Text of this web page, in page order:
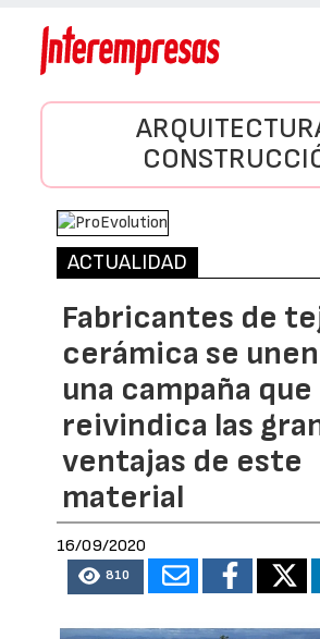
ACTUALIDAD
Fabricantes de
cerámica se
una campaña que
reivindica las
ventajas de este
material
16/09/2020
810